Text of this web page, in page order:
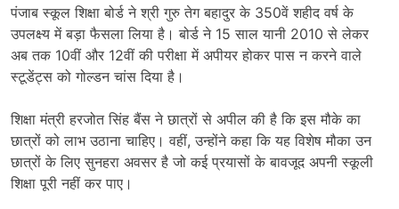
पंजाब स्कूल शिक्षा बोर्ड ने श्री गुरु तेग बहादुर के 350वें शहीद वर्ष के
उपलक्ष्य में बड़ा फैसला लिया है। बोर्ड ने 15 साल यानी 2010 से लेकर
अब तक 10वीं और 12वीं की परीक्षा में अपीयर होकर पास न करने वाले
स्टूडेंट्स को गोल्डन चांस दिया है।
शिक्षा मंत्री हरजोत सिंह बैंस ने छात्रों से अपील की है कि इस मौके का
छात्रों को लाभ उठाना चाहिए। वहीं, उन्होंने कहा कि यह विशेष मौका उन
छात्रों के लिए सुनहरा अवसर है जो कई प्रयासों के बावजूद अपनी स्कूली
शिक्षा पूरी नहीं कर पाए।